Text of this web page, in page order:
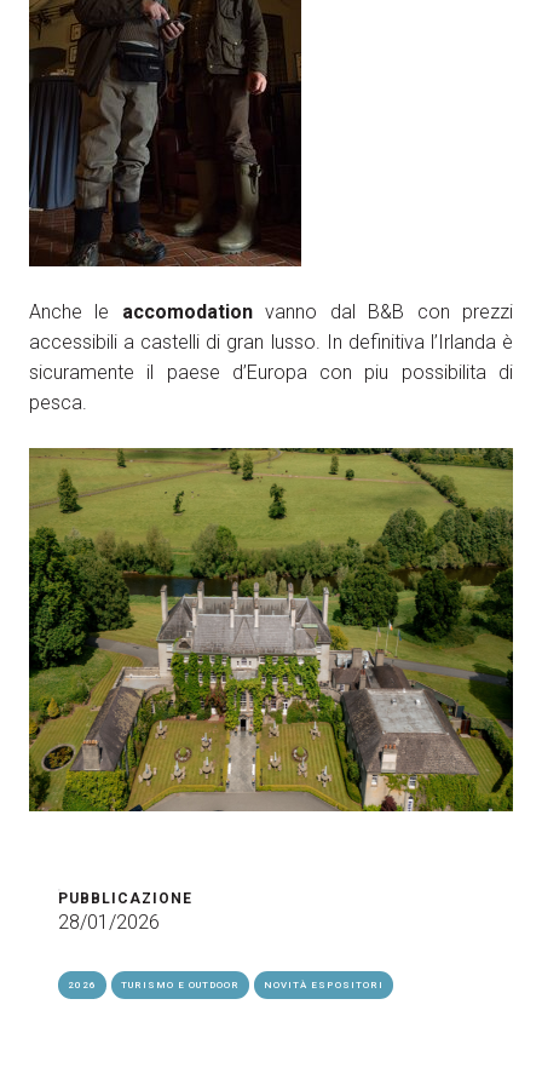
Anche le accomodationvanno dal B&B con prezzi
accessibili a castelli di gran lusso. In definitiva l’Irlanda è
sicuramente il paese d’Europa con piu possibilita di
pesca.
PUBBLICAZIONE
28/01/2026
2026 TURISMO E OUTDOOR NOVITÀ ESPOSITORI